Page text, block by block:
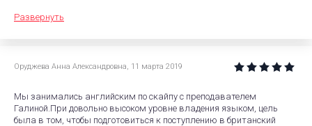
Развернуть
Оруджева Анна Александровна, 11 марта 2019
Мы занимались английским по скайпу с преподавателем
Галиной.При довольно высоком уровне владения языком, цель
была в том, чтобы подготовиться к поступлению в британский